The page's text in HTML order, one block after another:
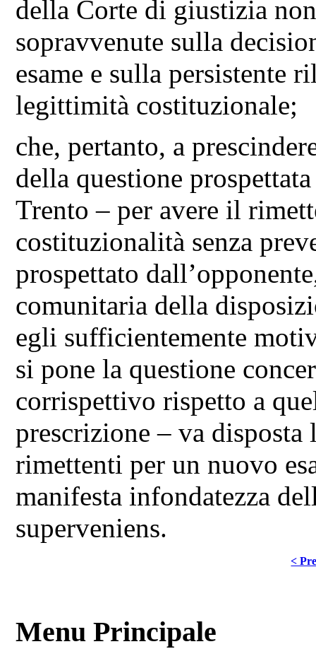
della Corte di giustizia
sopravvenute sulla
esame e sulla persistente
legittimità costituzionale;
che, pertanto, a
della questione
Trento – per avere il
costituzionalità senza
prospettato
comunitaria della
egli sufficientemente
si pone la questione
corrispettivo rispetto a
prescrizione – va
rimettenti per un nuovo
manifesta infondatezza
superveniens.
<
Menu Principale